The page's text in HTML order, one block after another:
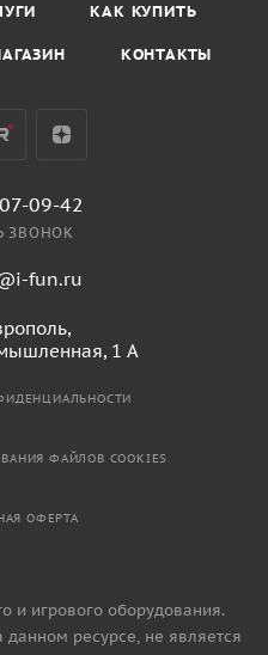
КАК КУПИТЬ
КОНТАКТЫ
09-42
ЗВОНОК
fun.ru
1 А
ФАЙЛОВ COOKIES
ОФЕРТА
и игрового оборудования.
ресурсе, не является